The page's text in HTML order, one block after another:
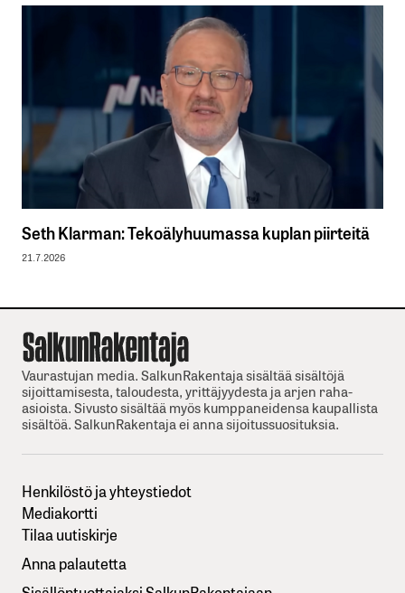
Seth Klarman: Tekoälyhuumassa kuplan piirteitä
21.7.2026
Vaurastujan media. SalkunRakentaja sisältää sisältöjä
sijoittamisesta, taloudesta, yrittäjyydesta ja arjen raha-
asioista. Sivusto sisältää myös kumppaneidensa kaupallista
sisältöä. SalkunRakentaja ei anna sijoitussuosituksia.
Henkilöstö ja yhteystiedot
Mediakortti
Tilaa uutiskirje
Anna palautetta